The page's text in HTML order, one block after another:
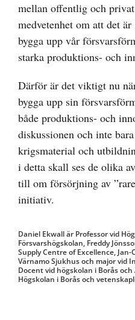
mellan offentlig och
medvetenhet om att det
bygga upp vår
starka produktions- och
Därför är det viktigt nu
bygga upp sin
både produktions- och
diskussionen och inte
krigsmaterial och
i detta skall ses de olika
till om försörjning av
initiativ.
Daniel Ekwall är Professor vid
Försvarshögskolan, Freddy
Supply Centre of Excellence,
Värnamo Sjukhus och major vid
Docent vid högskolan i Borås
Högskolan i Borås och